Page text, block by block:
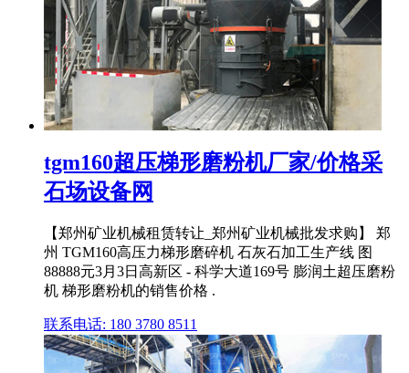
tgm160超压梯形磨粉机厂家/价格采
石场设备网
【郑州矿业机械租赁转让_郑州矿业机械批发求购】 郑
州 TGM160高压力梯形磨碎机 石灰石加工生产线 图
88888元3月3日高新区 ‐ 科学大道169号 膨润土超压磨粉
机 梯形磨粉机的销售价格 .
联系电话: 180 3780 8511